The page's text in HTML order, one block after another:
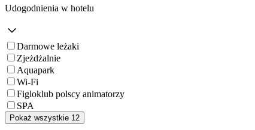
Udogodnienia w hotelu
Darmowe leżaki
Zjeżdżalnie
Aquapark
Wi-Fi
Figloklub polscy animatorzy
SPA
Pokaż wszystkie 12